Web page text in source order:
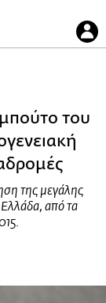
του
της μεγάλης
Ελλάδα, από τα